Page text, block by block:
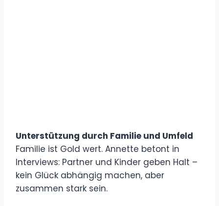
Unterstützung durch Familie und Umfeld
Familie ist Gold wert. Annette betont in
Interviews: Partner und Kinder geben Halt –
kein Glück abhängig machen, aber
zusammen stark sein.